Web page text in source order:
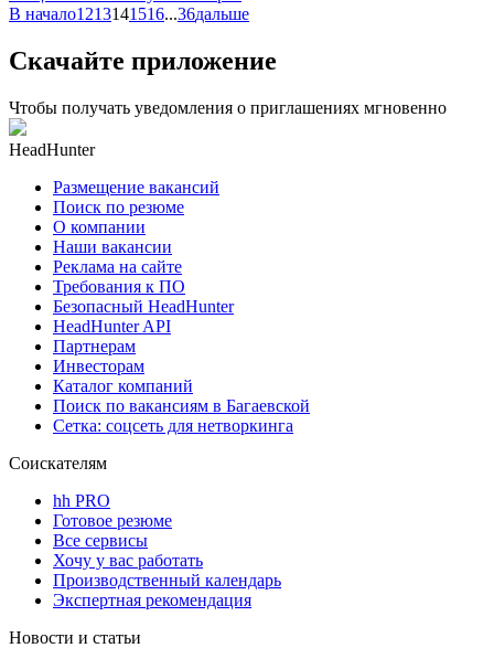
В начало1213141516...36дальше
Скачайте приложение
Чтобы получать уведомления о приглашениях мгновенно
HeadHunter
Размещение вакансий
Поиск по резюме
О компании
Наши вакансии
Реклама на сайте
Требования к ПО
Безопасный HeadHunter
HeadHunter API
Партнерам
Инвесторам
Каталог компаний
Поиск по вакансиям в Багаевской
Сетка: соцсеть для нетворкинга
Соискателям
hh PRO
Готовое резюме
Все сервисы
Хочу у вас работать
Производственный календарь
Экспертная рекомендация
Новости и статьи